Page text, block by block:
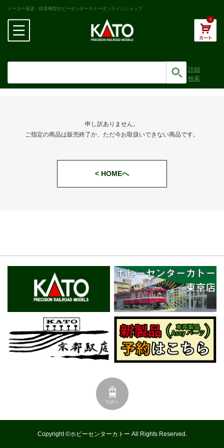
メーカー直送・鉄道模型ホビーセンターカトーオンラインショップ
0
詳細
検索
申し訳ありません。
ご指定の商品は販売終了か、ただ今お取扱いできない商品です。
< HOMEへ
Copyright ©ホビーセンターカトー All Rights Reserved.